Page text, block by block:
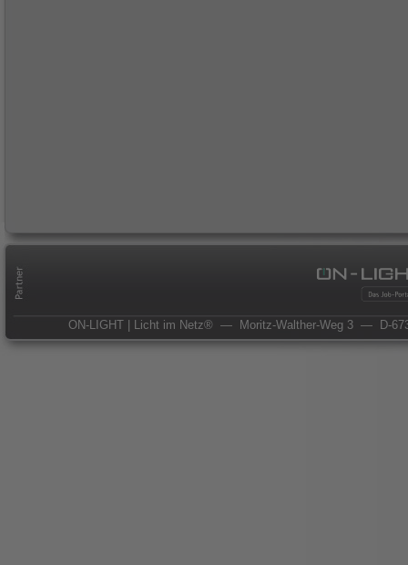
ON-LIGHT | Licht im Netz® — Moritz-Walther-Weg 3 — D-